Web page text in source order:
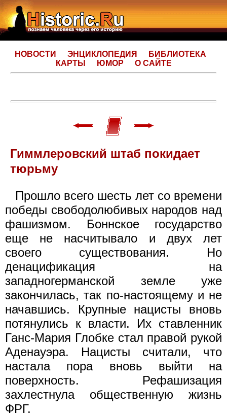
НОВОСТИ ЭНЦИКЛОПЕДИЯ
БИБЛИОТЕКА
КАРТЫ
ЮМОР О САЙТЕ
Гиммлеровский штаб покидает
тюрьму
Прошло всего шесть лет со времени
победы свободолюбивых народов над
фашизмом. Боннское государство
еще не насчитывало и двух лет
своего существования. Но
денацификация на
западногерманской земле уже
закончилась, так по-настоящему и не
начавшись. Крупные нацисты вновь
потянулись к власти. Их ставленник
Ганс-Мария Глобке стал правой рукой
Аденауэра. Нацисты считали, что
настала пора вновь выйти на
поверхность. Рефашизация
захлестнула общественную жизнь
ФРГ.